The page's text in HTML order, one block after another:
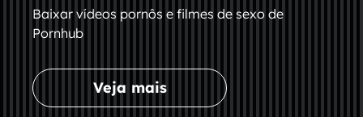
Baixar vídeos pornôs e filmes de sexo de
Pornhub
Veja mais